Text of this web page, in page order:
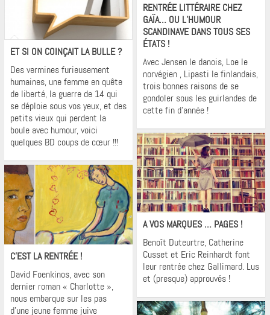
RENTRÉE LITTÉRAIRE CHEZ
GAÏA… OU L’HUMOUR
SCANDINAVE DANS TOUS SES
ÉTATS !
Avec Jensen le danois, Loe le
norvégien , Lipasti le finlandais,
trois bonnes raisons de se
gondoler sous les guirlandes de
cette fin d’année !
Krons
ET SI ON COINÇAIT LA BULLE ?
Des vermines furieusement
humaines, une femme en quête
de liberté, la guerre de 14 qui
se déploie sous vos yeux, et des
petits vieux qui perdent la
boule avec humour, voici
quelques BD coups de cœur !!!
Krons
A VOS MARQUES … PAGES !
Benoît Duteurtre, Catherine
Cusset et Eric Reinhardt font
leur rentrée chez Gallimard. Lus
et (presque) approuvés !
Krons
C’EST LA RENTRÉE !
David Foenkinos, avec son
dernier roman « Charlotte »,
nous embarque sur les pas
d’une jeune femme juive